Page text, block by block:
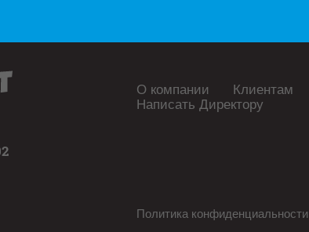
О компании Клиентам
Написать Директору
Политика конфиденциальности